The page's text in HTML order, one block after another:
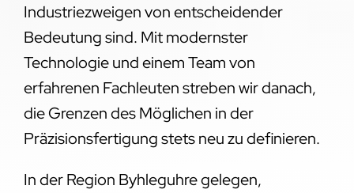
Industriezweigen von entscheidender
Bedeutung sind. Mit modernster
Technologie und einem Team von
erfahrenen Fachleuten streben wir danach,
die Grenzen des Möglichen in der
Präzisionsfertigung stets neu zu definieren.
In der Region Byhleguhre gelegen,